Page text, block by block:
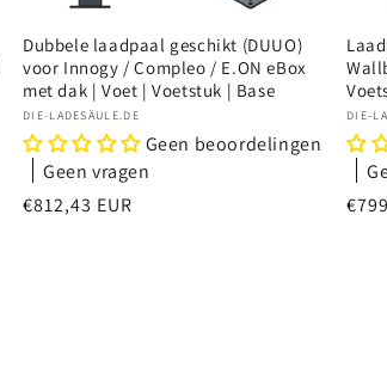
Dubbele laadpaal geschikt (DUUO)
voor Innogy / Compleo / E.ON eBox
met dak | Voet | Voetstuk | Base
Verkoper:
DIE-LADESÄULE.DE
Geen beoordelingen
Geen vragen
Normale
€812,43 EUR
DIE-